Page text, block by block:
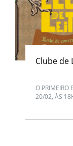
Clube de
O PRIMEIRO
20/02, ÀS